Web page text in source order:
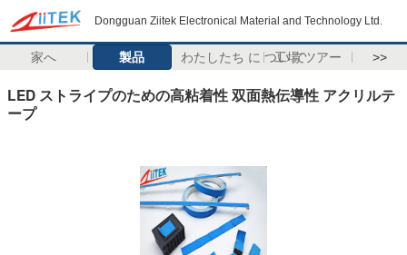
Dongguan Ziitek Electronical Material and Technology Ltd.
家へ 製品 わたしたち に つい て工場 ツアー >>
LED ストライプのための高粘着性 双面熱伝導性 アクリルテ
ープ